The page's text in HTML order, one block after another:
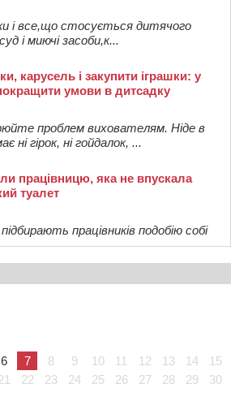
і все,що стосується дитячого
і миючі засоби,к...
карусель і закупити іграшки: у
умови в дитсадку
проблем вихователям. Ніде в
ні гірок, ні гойдалок, ...
працівницю, яка не впускала
туалет
підбирають працівників подобію собі
6 7 8 9 10 11 12 13 14
15
22 23 24 25 26 27 28 29
30